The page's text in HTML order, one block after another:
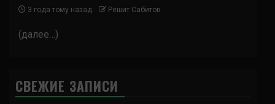
3 года тому назад Решит Сабитов
(далее…)
СВЕЖИЕ ЗАПИСИ